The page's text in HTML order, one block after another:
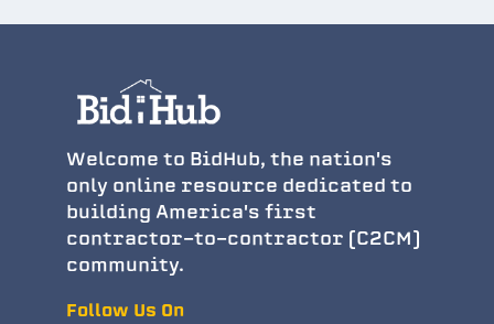
Welcome to BidHub, the nation's
only online resource dedicated to
building America's first
contractor-to-contractor (C2CM)
community.
Follow Us On